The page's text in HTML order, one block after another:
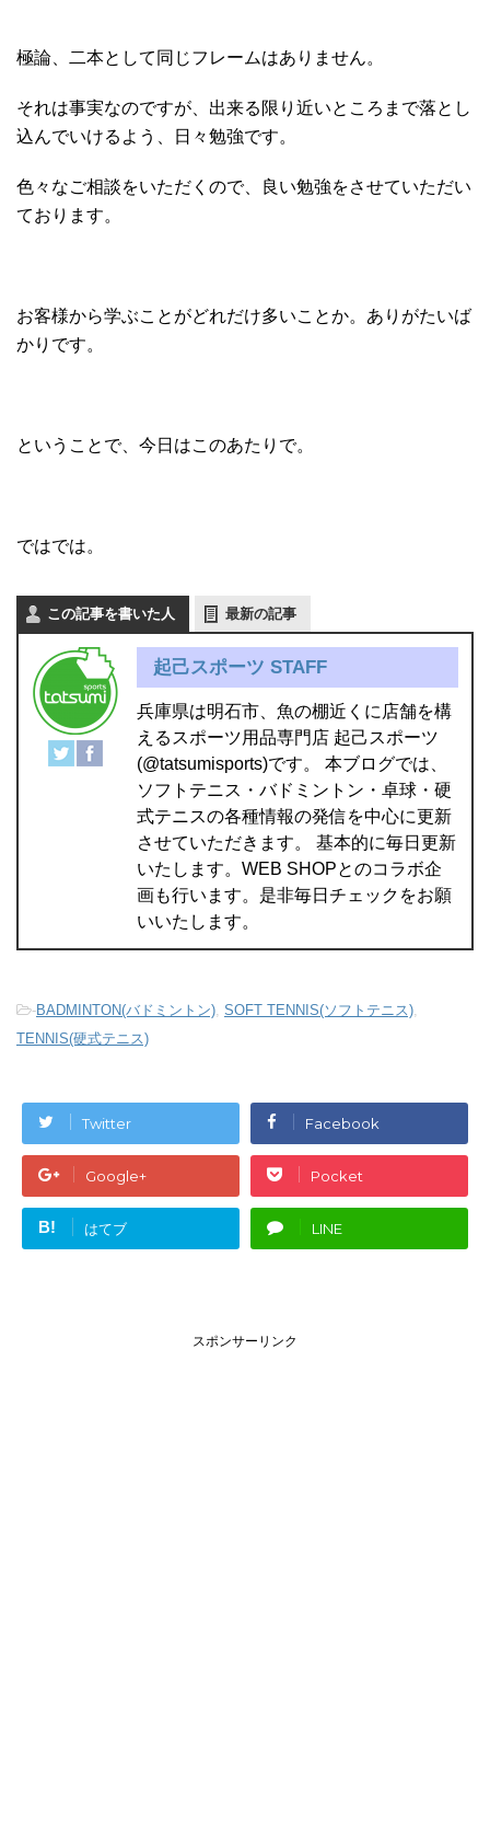
極論、二本として同じフレームはありません。
それは事実なのですが、出来る限り近いところまで落とし
込んでいけるよう、日々勉強です。
色々なご相談をいただくので、良い勉強をさせていただい
ております。
お客様から学ぶことがどれだけ多いことか。ありがたいば
かりです。
ということで、今日はこのあたりで。
ではでは。
この記事を書いた人 最新の記事
起己スポーツ STAFF
兵庫県は明石市、魚の棚近くに店舗を構
えるスポーツ用品専門店 起己スポーツ
(@tatsumisports)です。 本ブログでは、
ソフトテニス・バドミントン・卓球・硬
式テニスの各種情報の発信を中心に更新
させていただきます。 基本的に毎日更新
いたします。WEB SHOPとのコラボ企
画も行います。是非毎日チェックをお願
いいたします。
-BADMINTON(バドミントン), SOFT TENNIS(ソフトテニス),
TENNIS(硬式テニス)
Twitter Facebook
Google+ Pocket
B! はてブ LINE
スポンサーリンク